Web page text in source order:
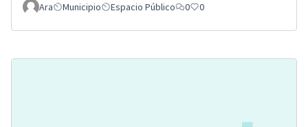
Ara Municipio Espacio Público 0 0